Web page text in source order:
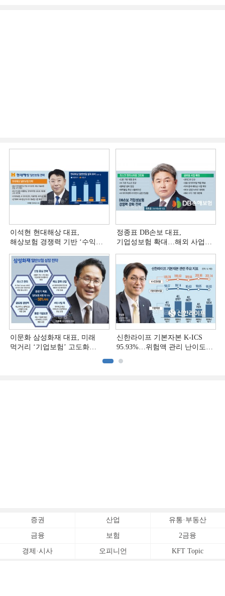
이석현 현대해상 대표,
해상보험 경쟁력 기반 ‘수익
(3)]
정종표 DB손보 대표,
기업성보험 확대…해외 사업
이문화 삼성화재 대표, 미래
먹거리 ‘기업보험’ 고도화
신한라이프 기본자본 K-ICS
95.93%…위험액 관리 난이도
증권 산업 유통·부동산
금융 보험 2금융
경제·시사 오피니언 KFT Topic